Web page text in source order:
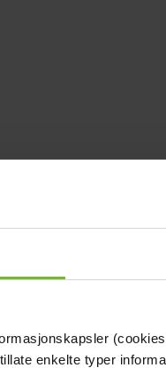
enkelte typer